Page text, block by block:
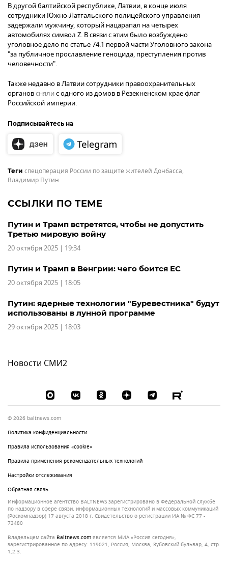
В другой балтийской республике, Латвии, в конце июля
сотрудники Южно-Латгальского полицейского управления
задержали мужчину, который нацарапал на четырех
автомобилях символ Z. В связи с этим было возбуждено
уголовное дело по статье 74.1 первой части Уголовного закона
"за публичное прославление геноцида, преступления против
человечности".
Также недавно в Латвии сотрудники правоохранительных
органовснялис одного из домов в Резекненском крае флаг
Российской империи.
Подписывайтесь на
Теги спецоперация России по защите жителей Донбасса,
Владимир Путин
ССЫЛКИ ПО ТЕМЕ
Путин и Трамп встретятся, чтобы не допустить
Третью мировую войну
20 октября 2025 | 19:34
Путин и Трамп в Венгрии: чего боится ЕС
20 октября 2025 | 18:05
Путин: ядерные технологии "Буревестника" будут
использованы в лунной программе
29 октября 2025 | 18:03
Новости СМИ2
© 2026 baltnews.com
Политика конфиденциальности
Правила использования «cookie»
Правила применения рекомендательных технологий
Настройки отслеживания
Обратная связь
Информационное агентство BALTNEWS зарегистрировано в Федеральной службе
по надзору в сфере связи, информационных технологий и массовых коммуникаций
(Роскомнадзор) 17 августа 2018 г. Свидетельство о регистрации ИА № ФС 77 -
73480
Владельцем сайта
baltnews.com является МИА «Россия сегодня»,
зарегистрированное по адресу: 119021, Россия, Москва, Зубовский бульвар, 4, стр.
1,2.3.